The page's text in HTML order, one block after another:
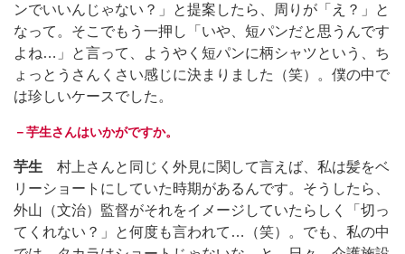
ンでいいんじゃない？」と提案したら、周りが「え？」と
なって。そこでもう一押し「いや、短パンだと思うんです
よね…」と言って、ようやく短パンに柄シャツという、ち
ょっとうさんくさい感じに決まりました（笑）。僕の中で
は珍しいケースでした。
－芋生さんはいかがですか。
芋生 村上さんと同じく外見に関して言えば、私は髪をベ
リーショートにしていた時期があるんです。そうしたら、
外山（文治）監督がそれをイメージしていたらしく「切っ
てくれない？」と何度も言われて…（笑）。でも、私の中